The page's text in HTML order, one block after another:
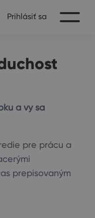
Prihlásiť sa
a vy sa
pre prácu a
prepisovaným